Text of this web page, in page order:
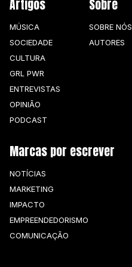
Artigos
MÚSICA
SOCIEDADE
CULTURA
GRL PWR
ENTREVISTAS
OPINIÃO
PODCAST
Sobre
SOBRE NÓS
AUTORES
Marcas por escrever
NOTÍCIAS
MARKETING
IMPACTO
EMPREENDEDORISMO
COMUNICAÇÃO